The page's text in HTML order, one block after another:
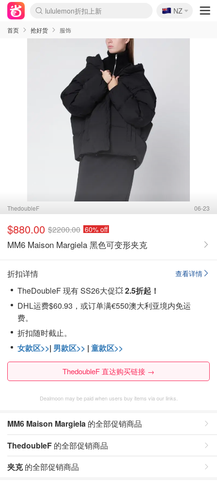
Sasa美妆护肤3.5折
SSENSE年中2.5折
FreshBeauty好价汇总
Cettire降价+叠9折
WWS Coles超市实拍
viagogo二手票捡漏
Myer超级周末
The Outnet奢牌1折起
David Jones 3折起
Flannels大牌1折
Perfumes Club护肤1折
AMIRO面罩$251
Amazon折扣汇总
eToro入金$200送$50
Amazon数码好物
ICONIC本周7.5折
ThedoubleF高奢地板价
Moose Knuckles 6折
丝芙兰5折起
EUFY摄像头$98
Selenichast首饰2折
Trip机票酒店促销
YSL送5件彩妆礼
Amazon家居好物
Amazon美妆护肤
雅漾大喷$8
过敏原检测盒$33
伊索独家赠50ml沐浴露
科颜氏高保湿面霜$29
SEALIFE海洋馆门票6折
丝塔芙大白罐$16
订阅Newsletter送香薰
Cult Beauty 6.8折
Harrods圣诞日历$525
LN-CC奢牌私促3折
d'Alba空姐喷雾$16
EVE LOM套装£56
Bernardelli独家4折
Adore Beauty 6折起
CT圣诞日历
Mytheresa奢品2.7折
Luxury Escapes 9折
Currentbody美容仪$881
MOON Garden Live
Roborock扫地机$649
Tingo Life水杯$24
Valentino官网5折
CR洗护套装$23
修丽可4件套$159
Myer彩妆2件7折
GANNI官网4.5折
Stylevana韩妆4折
Tessabit高奢8.5折
OGX洗发水$11
Amazon阿德莱德次日达
卡诗8.5折+赠礼
Philips Hue灯具8折
🇳🇿
NZ
首页 抢好货 服饰
ThedoubleF 06-23
$880.00 $2200.00 60% off
MM6 Maison Margiela 黑色可变形夹克
查看详情
折扣详情
TheDoubleF 现有 SS26大促💥2.5折起！
DHL运费$60.93，或订单满€550澳大利亚境内免运
费。
折扣随时截止。
女款区>>| 男款区>> | 童款区>>
ThedoubleF 直达购买链接 →
Dealmoon may be paid when users buy items via our links.
MM6 Maison Margiela 的全部促销商品
ThedoubleF 的全部促销商品
夹克的全部促销商品